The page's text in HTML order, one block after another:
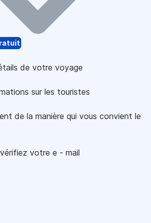
de votre voyage
sur les touristes
de la manière qui vous convient le
votre e - mail